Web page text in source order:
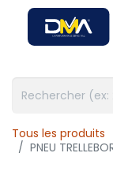
Tous les produits
PNEU